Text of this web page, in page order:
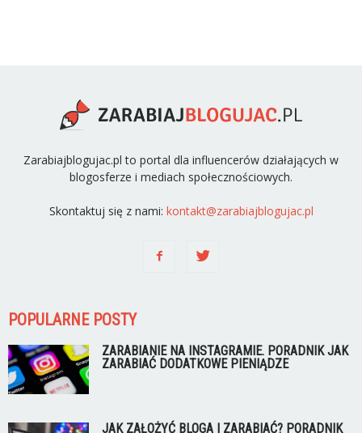
Zarabiajblogujac.pl to portal dla influencerów działających w
blogosferze i mediach społecznościowych.
Skontaktuj się z nami: kontakt@zarabiajblogujac.pl
POPULARNE POSTY
ZARABIANIE NA INSTAGRAMIE. PORADNIK JAK
ZARABIAĆ DODATKOWE PIENIĄDZE
JAK ZAŁOŻYĆ BLOGA I ZARABIAĆ? PORADNIK